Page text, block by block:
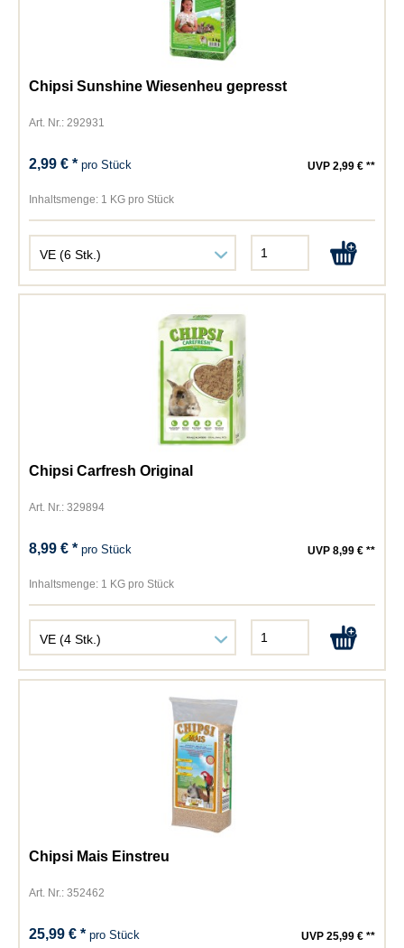
Chipsi Sunshine Wiesenheu gepresst
Art. Nr.: 292931
2,99 € *pro Stück UVP 2,99 € **
Inhaltsmenge: 1 KG pro Stück
Chipsi Carfresh Original
Art. Nr.: 329894
8,99 € *pro Stück UVP 8,99 € **
Inhaltsmenge: 1 KG pro Stück
Chipsi Mais Einstreu
Art. Nr.: 352462
25,99 € *pro Stück UVP 25,99 € **